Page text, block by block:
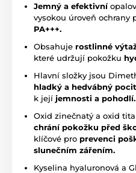
Jemný a efektivní
vysokou úroveň ochrany
PA+++.
Obsahuje rostlinné
které udržují pokožku
Hlavní složky jsou
hladký a hedvábný
k její jemnosti a pohodlí.
Oxid zinečnatý a oxid
chrání pokožku před
klíčové pro prevenci
slunečním zářením.
Kyselina hyaluronová a